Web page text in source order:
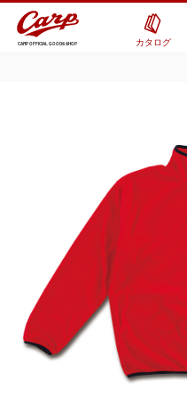
CARP OFFICIAL GOODS SHOP カタログ